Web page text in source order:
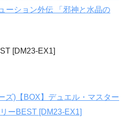
ーション外伝 「邪神と水晶の
[DM23-EX1]
ズ)【BOX】デュエル・マスター
ーBEST [DM23-EX1]